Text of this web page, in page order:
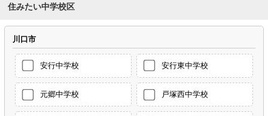
住みたい中学校区
川口市
安行中学校 安行東中学校
元郷中学校 戸塚西中学校